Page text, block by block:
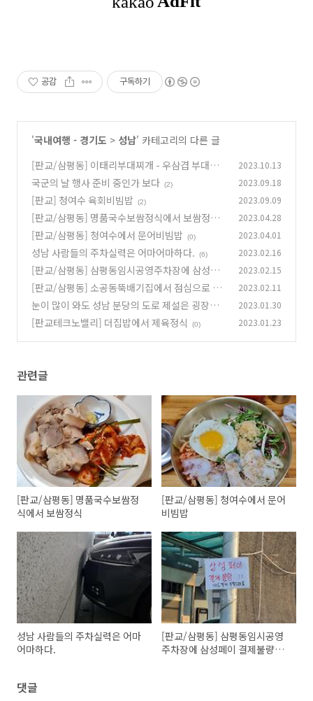
공감 구독하기
'국내여행 - 경기도 > 성남' 카테고리의 다른 글
[판교/삼평동] 이태리부대찌개 - 우삼겹 부대전
골
(0)
2023.10.13
국군의 날 행사 준비 중인가 보다 (2) 2023.09.18
[판교] 청여수 육회비빔밥 (2) 2023.09.09
[판교/삼평동] 명품국수보쌈정식에서 보쌈정식
(2)
2023.04.28
[판교/삼평동] 청여수에서 문어비빔밥 (0) 2023.04.01
성남 사람들의 주차실력은 어마어마하다. (6) 2023.02.16
[판교/삼평동] 삼평동임시공영주차장에 삼성페
이 결제불량이 있다고 한다.
(0)
2023.02.15
[판교/삼평동] 소공동뚝배기집에서 점심으로 3
인 세트
(0)
2023.02.11
눈이 많이 와도 성남 분당의 도로 제설은 굉장하
다. (0)
2023.01.30
[판교테크노밸리] 더집밥에서 제육정식 (0) 2023.01.23
관련글
[판교/삼평동] 명품국수보쌈정
식에서 보쌈정식
[판교/삼평동] 청여수에서 문어
비빔밥
성남 사람들의 주차실력은 어마
어마하다.
[판교/삼평동] 삼평동임시공영
주차장에 삼성페이 결제불량이
댓글